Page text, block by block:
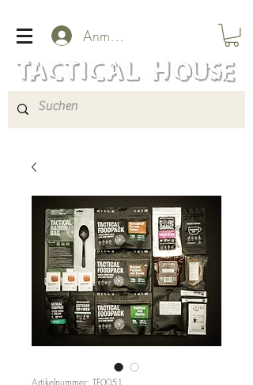
Anmelden
Artikelnummer: TF0051